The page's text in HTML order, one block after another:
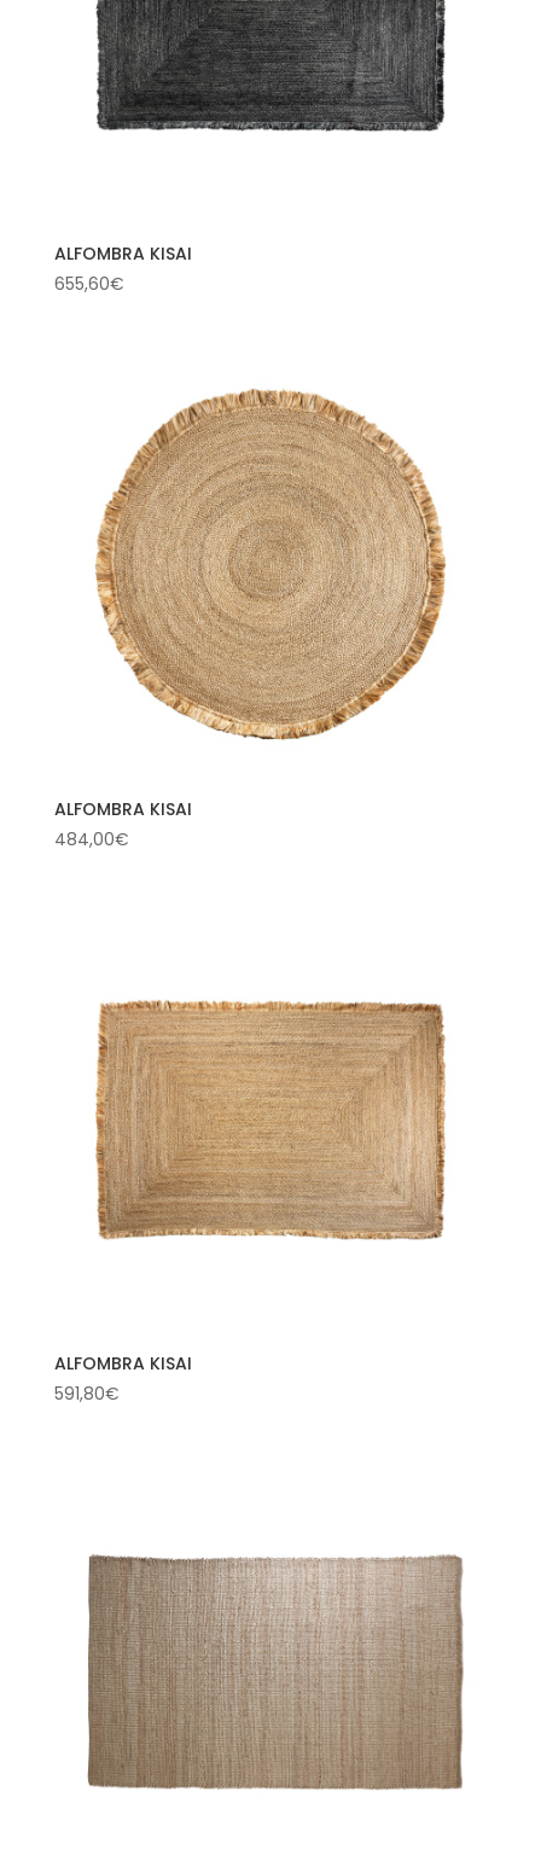
ALFOMBRA KISAI
655,60€
ALFOMBRA KISAI
484,00€
ALFOMBRA KISAI
591,80€